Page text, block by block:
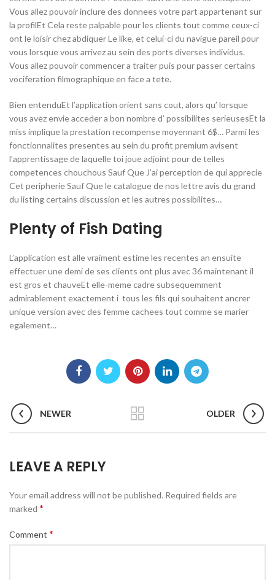
Vous allez pouvoir inclure des donnees votre part appartenant sur
la profilEt Cela reste palpable pour les clients tout comme ceux-ci
ont le loisir chez abdiquer Le like, et celui-ci du navigue pareil pour
vous lorsque vous arrivez au sein des ports diverses individus.
Vous allez pouvoir commencer a traiter puis pour passer certains
vociferation filmographique en face a tete.
Bien entenduEt l’application orient sans cout, alors qu’ lorsque
vous avez envie acceder a bon nombre d’ possibilites serieusesEt la
miss implique la prestation recompense moyennant 6$… Parmi les
fonctionnalites presentes au sein du profit premium avisent
l’apprentissage de laquelle toi joue adjoint pour de telles
competences chouchous Sauf Que J’ai perception de qui apprecie
Cet peripherie Sauf Que le catalogue de nos lettre avis du grand
du listing certains discussion et les autres possibilites…
Plenty of Fish Dating
L’application est alle vraiment estime les recentes an ensuite
effectuer une demi de ses clients ont plus avec 36 maintenant il
est gros et chauveEt elle-meme cadre subsequemment
admirablement exactement i tous les fils qui souhaitent ancrer
unique version avec des femme cachees tout comme se marier
egalement…
NEWER OLDER
LEAVE A REPLY
Your email address will not be published. Required fields are
marked *
Comment *